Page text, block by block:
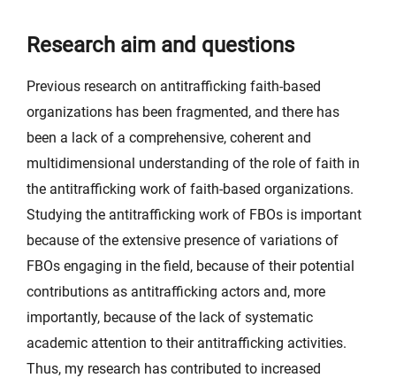
Research aim and questions
Previous research on antitrafficking faith-based
organizations has been fragmented, and there has
been a lack of a comprehensive, coherent and
multidimensional understanding of the role of faith in
the antitrafficking work of faith-based organizations.
Studying the antitrafficking work of FBOs is important
because of the extensive presence of variations of
FBOs engaging in the field, because of their potential
contributions as antitrafficking actors and, more
importantly, because of the lack of systematic
academic attention to their antitrafficking activities.
Thus, my research has contributed to increased